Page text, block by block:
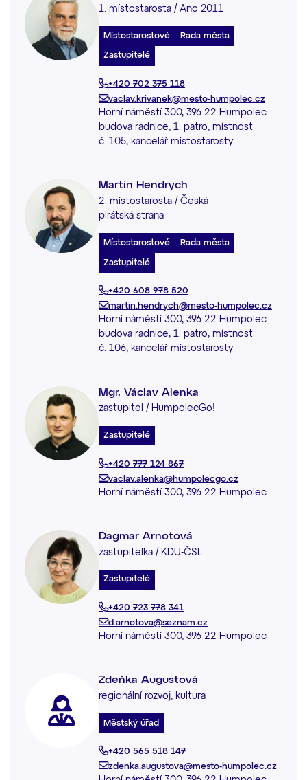
1. místostarosta / Ano 2011
Místostarostové Rada města
Zastupitelé
+420 702 375 118
vaclav.krivanek@mesto-humpolec.cz
Horní náměstí 300, 396 22 Humpolec
budova radnice, 1. patro, místnost
č. 105, kancelář místostarosty
Martin Hendrych
2. místostarosta / Česká
pirátská strana
Místostarostové Rada města
Zastupitelé
+420 608 978 520
martin.hendrych@mesto-humpolec.cz
Horní náměstí 300, 396 22 Humpolec
budova radnice, 1. patro, místnost
č. 106, kancelář místostarosty
Mgr. Václav Alenka
zastupitel / HumpolecGo!
Zastupitelé
+420 777 124 867
vaclav.alenka@humpolecgo.cz
Horní náměstí 300, 396 22 Humpolec
Dagmar Arnotová
zastupitelka / KDU-ČSL
Zastupitelé
+420 723 778 341
d.arnotova@seznam.cz
Horní náměstí 300, 396 22 Humpolec
Zdeňka Augustová
regionální rozvoj, kultura
Městský úřad
+420 565 518 147
zdenka.augustova@mesto-humpolec.cz